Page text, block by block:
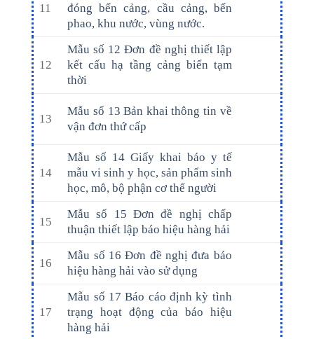
11
đóng bến cảng, cầu cảng, bến
phao, khu nước, vùng nước.
12
Mẫu số 12 Đơn đề nghị thiết lập
kết cấu hạ tầng cảng biển tạm
thời
13
Mẫu số 13 Bản khai thông tin về
vận đơn thứ cấp
14
Mẫu số 14 Giấy khai báo y tế
mẫu vi sinh y học, sản phẩm sinh
học, mô, bộ phận cơ thể người
15
Mẫu số 15 Đơn đề nghị chấp
thuận thiết lập báo hiệu hàng hải
16
Mẫu số 16 Đơn đề nghị đưa báo
hiệu hàng hải vào sử dụng
17
Mẫu số 17 Báo cáo định kỳ tình
trạng hoạt động của báo hiệu
hàng hải